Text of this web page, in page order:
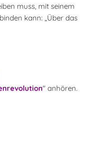
muss, mit seinem
kann: „Über das
" anhören.